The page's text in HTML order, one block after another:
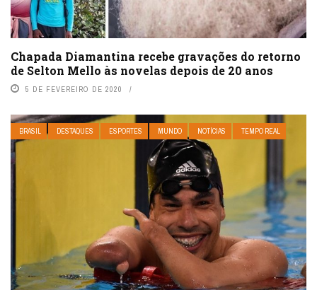
Chapada Diamantina recebe gravações do retorno
de Selton Mello às novelas depois de 20 anos
5 DE FEVEREIRO DE 2020
BRASIL DESTAQUES ESPORTES MUNDO NOTÍCIAS TEMPO REAL